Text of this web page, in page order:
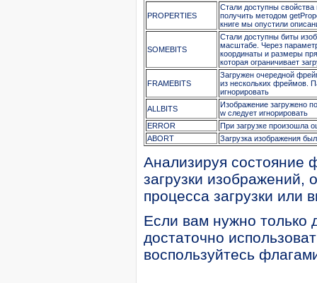
PROPERTIES
Стали доступны
получить методом
книге мы опустили
SOMEBITS
Стали доступны биты
масштабе. Через
координаты и размеры
которая ограничивает
FRAMEBITS
Загружен очередной
из нескольких фреймов.
игнорировать
ALLBITS
Изображение загружено
w следует игнорировать
ERROR
При загрузке произошла
ABORT
Загрузка изображения
Анализируя состояние
загрузки изображений,
процесса загрузки или
Если вам нужно только
достаточно
воспользуйтесь